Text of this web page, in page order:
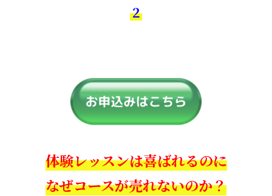
２
体験レッスンは喜ばれるのに
なぜコースが売れないのか？